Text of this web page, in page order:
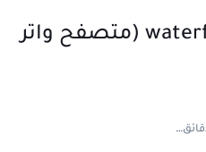
waterfox classic browser (متصفح واتر